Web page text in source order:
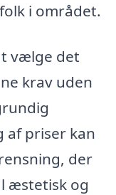
i området.
vælge det
krav uden
af priser kan
der
æstetisk og